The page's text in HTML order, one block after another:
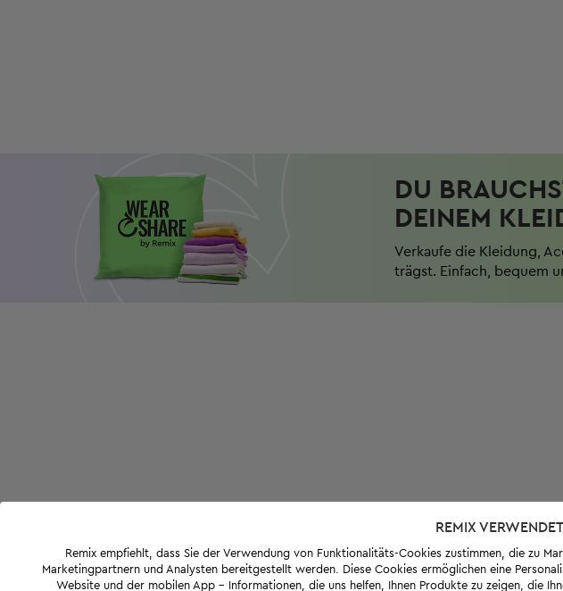
DU
DEINEM
Verkaufe die Kleidung,
trägst. Einfach, bequem
REMIX
Remix empfiehlt, dass Sie der Verwendung von Funktionalitäts-Cookies zustimmen, die zu
Marketingpartnern und Analysten bereitgestellt werden. Diese Cookies ermöglichen eine
Website und der mobilen App - Informationen, die uns helfen, Ihnen Produkte zu zeigen, die